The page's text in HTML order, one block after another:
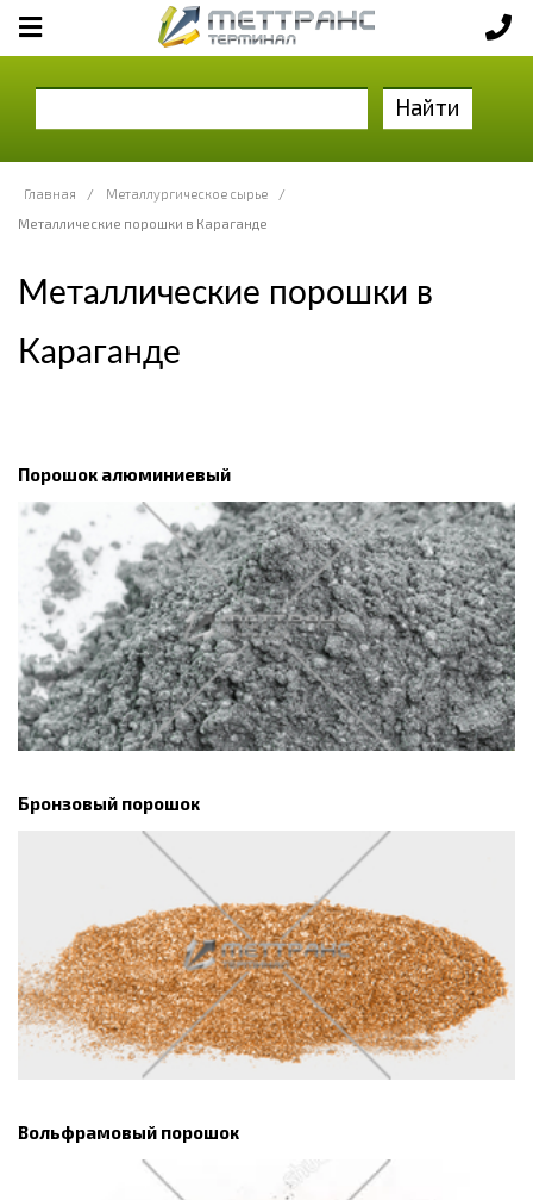
Найти
Главная / Металлургическое сырье
/
Металлические порошки в Караганде
Металлические порошки в
Караганде
Порошок алюминиевый
Бронзовый порошок
Вольфрамовый порошок